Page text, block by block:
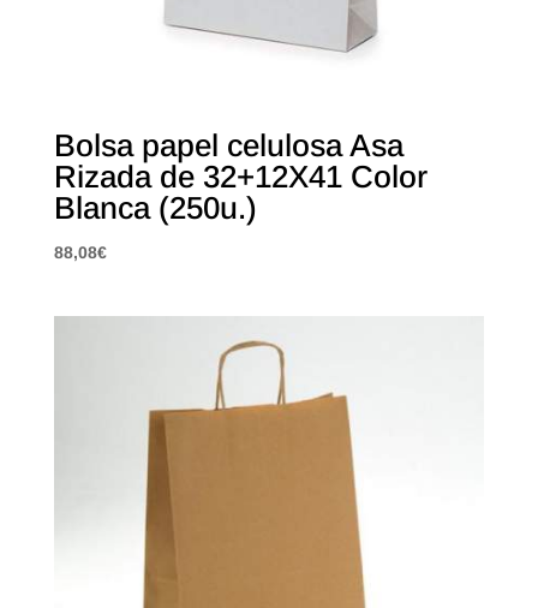
Bolsa papel celulosa Asa
Rizada de 32+12X41 Color
Blanca (250u.)
88,08€